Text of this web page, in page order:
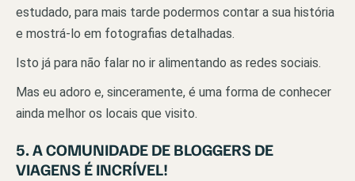
estudado, para mais tarde podermos contar a sua história
e mostrá-lo em fotografias detalhadas.
Isto já para não falar no ir alimentando as redes sociais.
Mas eu adoro e, sinceramente, é uma forma de conhecer
ainda melhor os locais que visito.
5. A COMUNIDADE DE BLOGGERS DE
VIAGENS É INCRÍVEL!